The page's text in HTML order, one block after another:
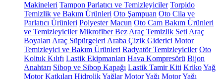
Makineleri Tampon Parlatıcı ve Temizleyiciler Torpido
Temizlik ve Bakım Ürünleri Oto Şampuan Oto Cila ve
Parlatıcı Ürünleri Polyester Macun Oto Cam Bakım Ürünleri
ve Temizleyiciler Mikrofiber Bez Araç Temizlik Seti Araç
Boyaları Araç Süpürgeleri Araba Çizik Giderici Motor
Temizleyici ve Bakım Ürünleri Radyatör Temizleyiciler Oto
Koltuk Kılıfı Lastik Ekipmanları Hava Kompresörü Bijon
Anahtarı Sibop ve Sibop Kapağı Lastik Tamir Kiti KrikoYağ
Motor Katkıları Hidrolik Yağlar Motor Yağı Motor Yağı